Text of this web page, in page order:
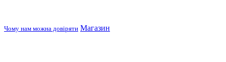
Чому нам можна довіряти Магазин